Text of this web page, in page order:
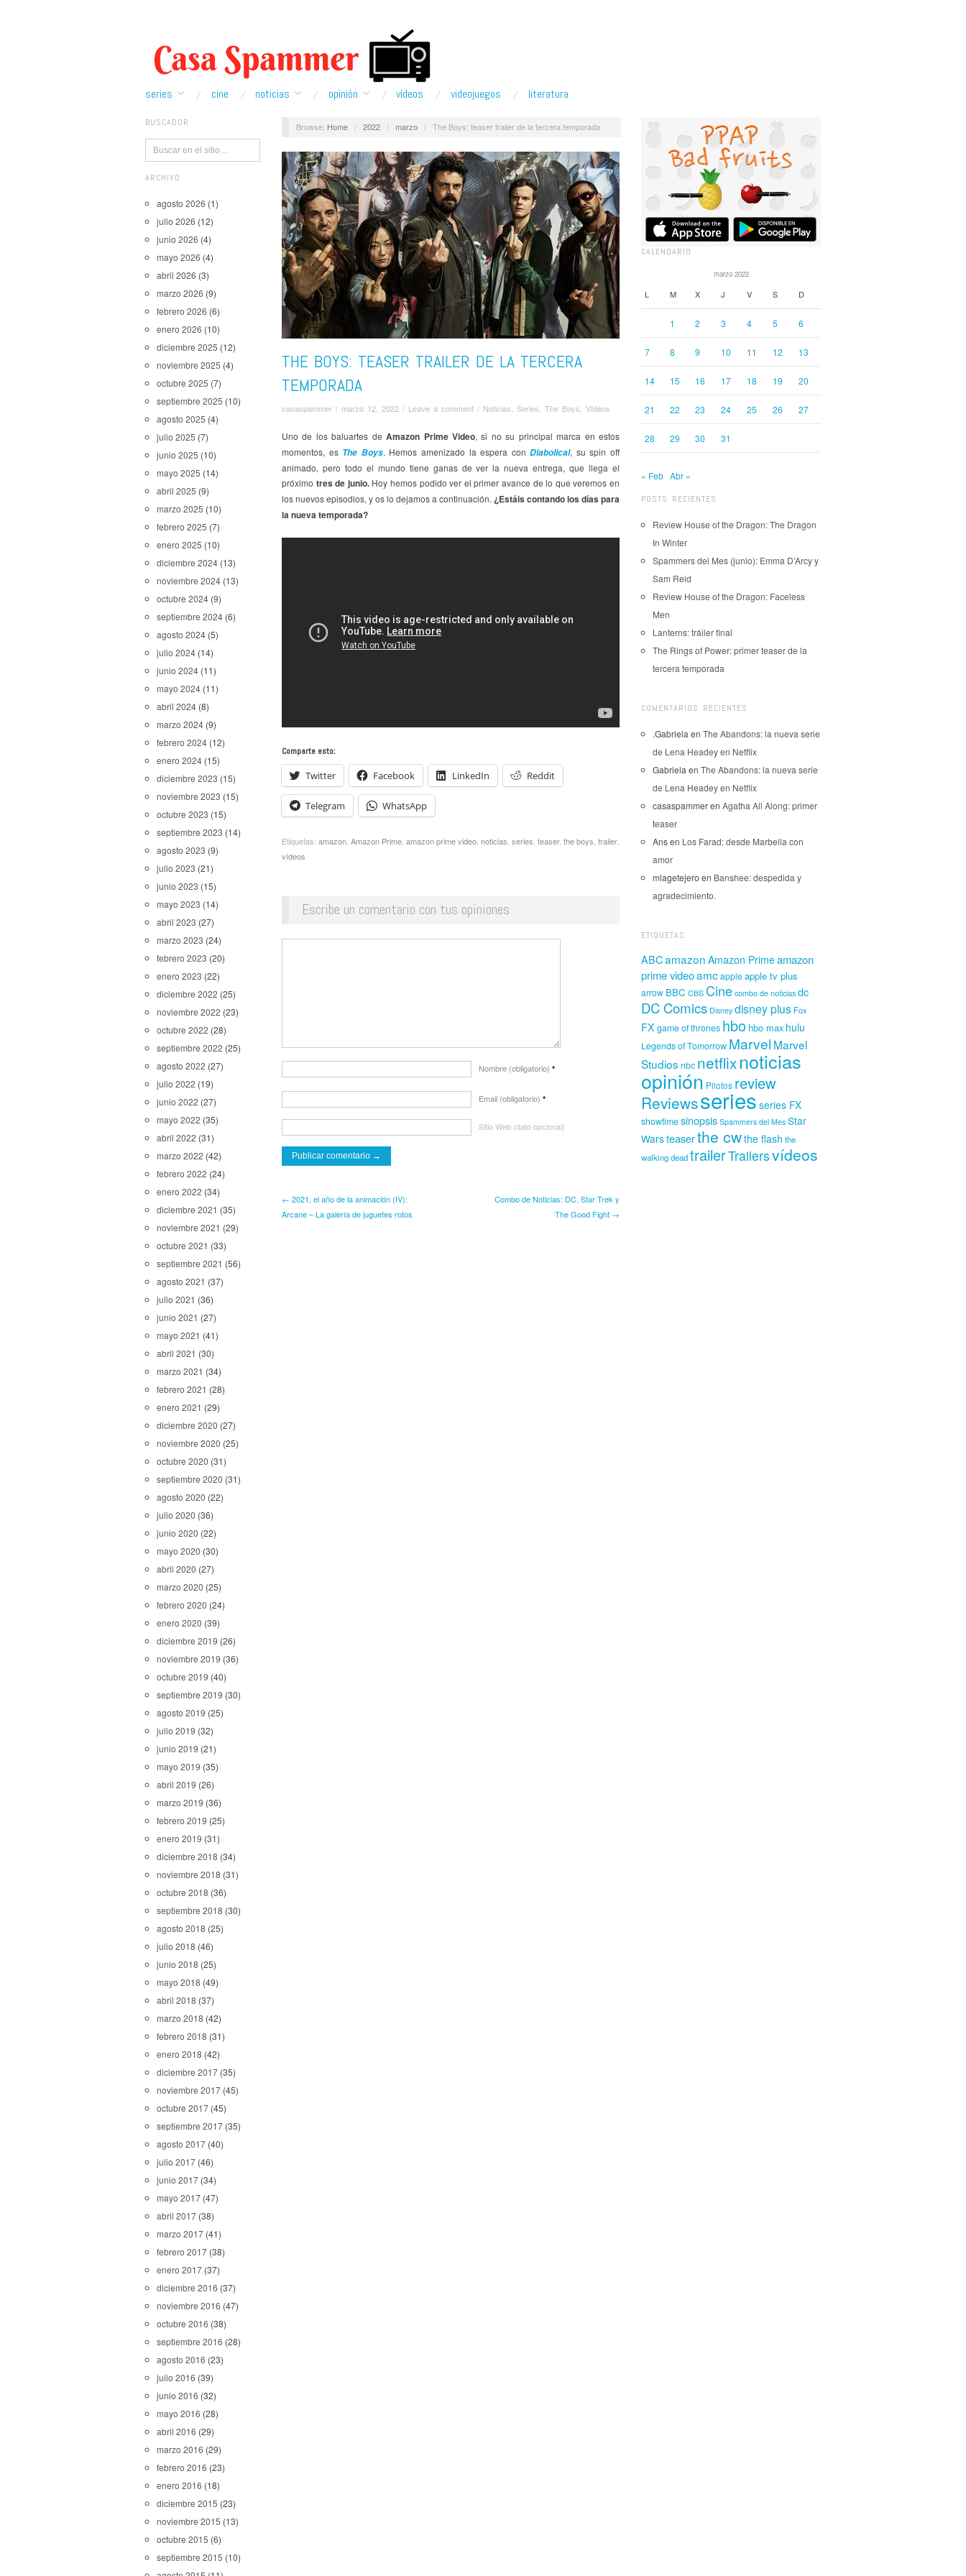
series cine noticias opinión ví­deos videojuegos literatura
BUSCADOR
ARCHIVO
agosto 2026 (1)
julio 2026 (12)
junio 2026 (4)
mayo 2026 (4)
abril 2026 (3)
marzo 2026 (9)
febrero 2026 (6)
enero 2026 (10)
diciembre 2025 (12)
noviembre 2025 (4)
octubre 2025 (7)
septiembre 2025 (10)
agosto 2025 (4)
julio 2025 (7)
junio 2025 (10)
mayo 2025 (14)
abril 2025 (9)
marzo 2025 (10)
febrero 2025 (7)
enero 2025 (10)
diciembre 2024 (13)
noviembre 2024 (13)
octubre 2024 (9)
septiembre 2024 (6)
agosto 2024 (5)
julio 2024 (14)
junio 2024 (11)
mayo 2024 (11)
abril 2024 (8)
marzo 2024 (9)
febrero 2024 (12)
enero 2024 (15)
diciembre 2023 (15)
noviembre 2023 (15)
octubre 2023 (15)
septiembre 2023 (14)
agosto 2023 (9)
julio 2023 (21)
junio 2023 (15)
mayo 2023 (14)
abril 2023 (27)
marzo 2023 (24)
febrero 2023 (20)
enero 2023 (22)
diciembre 2022 (25)
noviembre 2022 (23)
octubre 2022 (28)
septiembre 2022 (25)
agosto 2022 (27)
julio 2022 (19)
junio 2022 (27)
mayo 2022 (35)
abril 2022 (31)
marzo 2022 (42)
febrero 2022 (24)
enero 2022 (34)
diciembre 2021 (35)
noviembre 2021 (29)
octubre 2021 (33)
septiembre 2021 (56)
agosto 2021 (37)
julio 2021 (36)
junio 2021 (27)
mayo 2021 (41)
abril 2021 (30)
marzo 2021 (34)
febrero 2021 (28)
enero 2021 (29)
diciembre 2020 (27)
noviembre 2020 (25)
octubre 2020 (31)
septiembre 2020 (31)
agosto 2020 (22)
julio 2020 (36)
junio 2020 (22)
mayo 2020 (30)
abril 2020 (27)
marzo 2020 (25)
febrero 2020 (24)
enero 2020 (39)
diciembre 2019 (26)
noviembre 2019 (36)
octubre 2019 (40)
septiembre 2019 (30)
agosto 2019 (25)
julio 2019 (32)
junio 2019 (21)
mayo 2019 (35)
abril 2019 (26)
marzo 2019 (36)
febrero 2019 (25)
enero 2019 (31)
diciembre 2018 (34)
noviembre 2018 (31)
octubre 2018 (36)
septiembre 2018 (30)
agosto 2018 (25)
julio 2018 (46)
junio 2018 (25)
mayo 2018 (49)
abril 2018 (37)
marzo 2018 (42)
febrero 2018 (31)
enero 2018 (42)
diciembre 2017 (35)
noviembre 2017 (45)
octubre 2017 (45)
septiembre 2017 (35)
agosto 2017 (40)
julio 2017 (46)
junio 2017 (34)
mayo 2017 (47)
abril 2017 (38)
marzo 2017 (41)
febrero 2017 (38)
enero 2017 (37)
diciembre 2016 (37)
noviembre 2016 (47)
octubre 2016 (38)
septiembre 2016 (28)
agosto 2016 (23)
julio 2016 (39)
junio 2016 (32)
mayo 2016 (28)
abril 2016 (29)
marzo 2016 (29)
febrero 2016 (23)
enero 2016 (18)
diciembre 2015 (23)
noviembre 2015 (13)
octubre 2015 (6)
septiembre 2015 (10)
Browse: Home / 2022 / marzo / The Boys: teaser trailer de la tercera temporada
THE BOYS: TEASER TRAILER DE LA TERCERA
TEMPORADA
casaspammer / marzo 12, 2022 / Leave a comment / Noticias Series The Boys Ví­deos
Uno de los baluartes deAmazon Prime Video, si no su principal marca en estos
momentos, es The Boys. Hemos amenizado la espera conDiabolical, su spin off
animado, pero todo el mundo tiene ganas de ver la nueva entrega, que llega el
próximo tres de junio.Hoy hemos podido ver el primer avance de lo que veremos en
los nuevos episodios, y os lo dejamos a continuación. ¿Estáis contando los días para
la nueva temporada?
Comparte esto:
Twitter Facebook LinkedIn Reddit
Telegram WhatsApp
Etiquetas: amazon Amazon Prime amazon prime video noticias series teaser, the boys trailer,
vídeos
Escribe un comentario con tus opiniones
Nombre (obligatorio) *
Email (obligatorio) *
Sitio Web (dato opcional)
← 2021, el año de la animación (IV):
Arcane – La galería de juguetes rotos
Combo de Noticias: DC, Star Trek y
The Good Fight →
CALENDARIO
marzo 2022
L M X J V S D
1 2 3 4 5 6
7 8 9 10 11 12 13
14 15 16 17 18 19 20
21 22 23 24 25 26 27
28 29 30 31
« Feb Abr »
POSTS RECIENTES
Review House of the Dragon: The Dragon
In Winter
Spammers del Mes (junio): Emma D’Arcy y
Sam Reid
Review House of the Dragon: Faceless
Men
Lanterns: tráiler final
The Rings of Power: primer teaser de la
tercera temporada
COMENTARIOS RECIENTES
.Gabriela en The Abandons: la nueva serie
de Lena Headey en Netflix
Gabriela en The Abandons: la nueva serie
de Lena Headey en Netflix
casaspammeren Agatha All Along: primer
teaser
Ansen Los Farad: desde Marbella con
amor
mlagetejero en Banshee: despedida y
agradecimiento.
ETIQUETAS
ABCamazon Amazon Primeamazon
prime videoamcapple apple tv plus
arrow BBC CBS Cine combo de noticias dc
DC Comics Disney disney plus Fox
FX game of thrones hbo hbo max hulu
Legends of Tomorrow Marvel Marvel
Studios nbc netflixnoticias
opinión Pilotos review
Reviewsseries series FX
showtimesinopsis Spammers del Mes Star
Warsteaserthe cwthe flash the
walking deadtrailerTrailersvídeos